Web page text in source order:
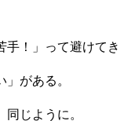
！」って避けてき
」がある。
じように。